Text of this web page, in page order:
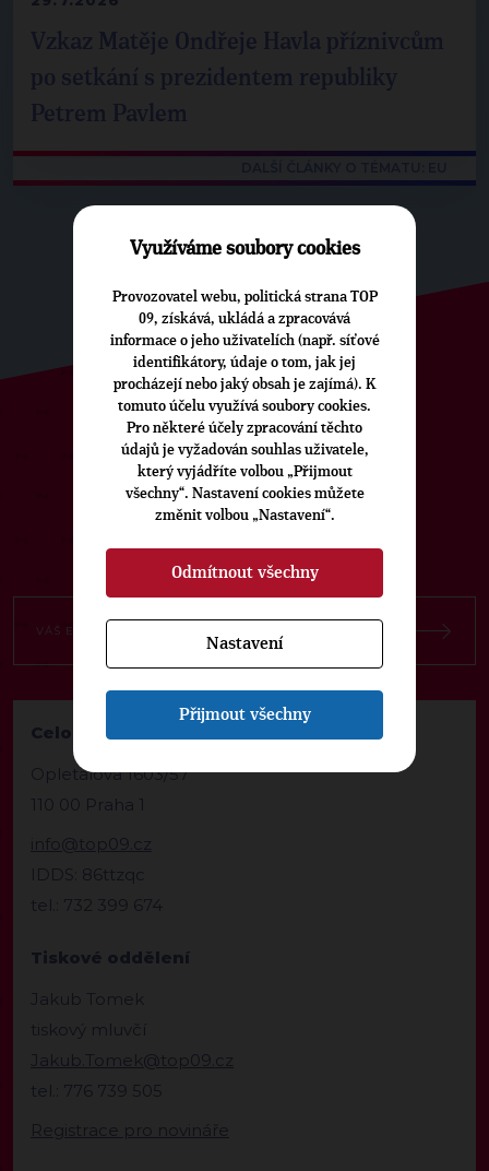
ODEBÍREJTE NÁŠ TOPOVÝ
NEWSLETTER
Celostátní kancelář TOP 09
Opletalova 1603/57
110 00 Praha 1
info@top09.cz
IDDS: 86ttzqc
tel.: 732 399 674
Tiskové oddělení
Jakub Tomek
tiskový mluvčí
Jakub.Tomek@top09.cz
tel.: 776 739 505
Registrace pro novináře
Využíváme soubory cookies
Provozovatel webu, politická strana TOP
09, získává, ukládá a zpracovává
informace o jeho uživatelích (např. síťové
identifikátory, údaje o tom, jak jej
procházejí nebo jaký obsah je zajímá). K
tomuto účelu využívá soubory cookies.
Pro některé účely zpracování těchto
údajů je vyžadován souhlas uživatele,
který vyjádříte volbou „Přijmout
všechny“. Nastavení cookies můžete
změnit volbou „Nastavení“.
Odmítnout všechny
Nastavení
Přijmout všechny